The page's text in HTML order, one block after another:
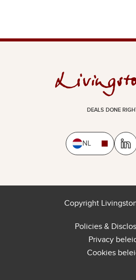
DEALS DONE
NL
Copyright
Policies &
Privacy
Cookies